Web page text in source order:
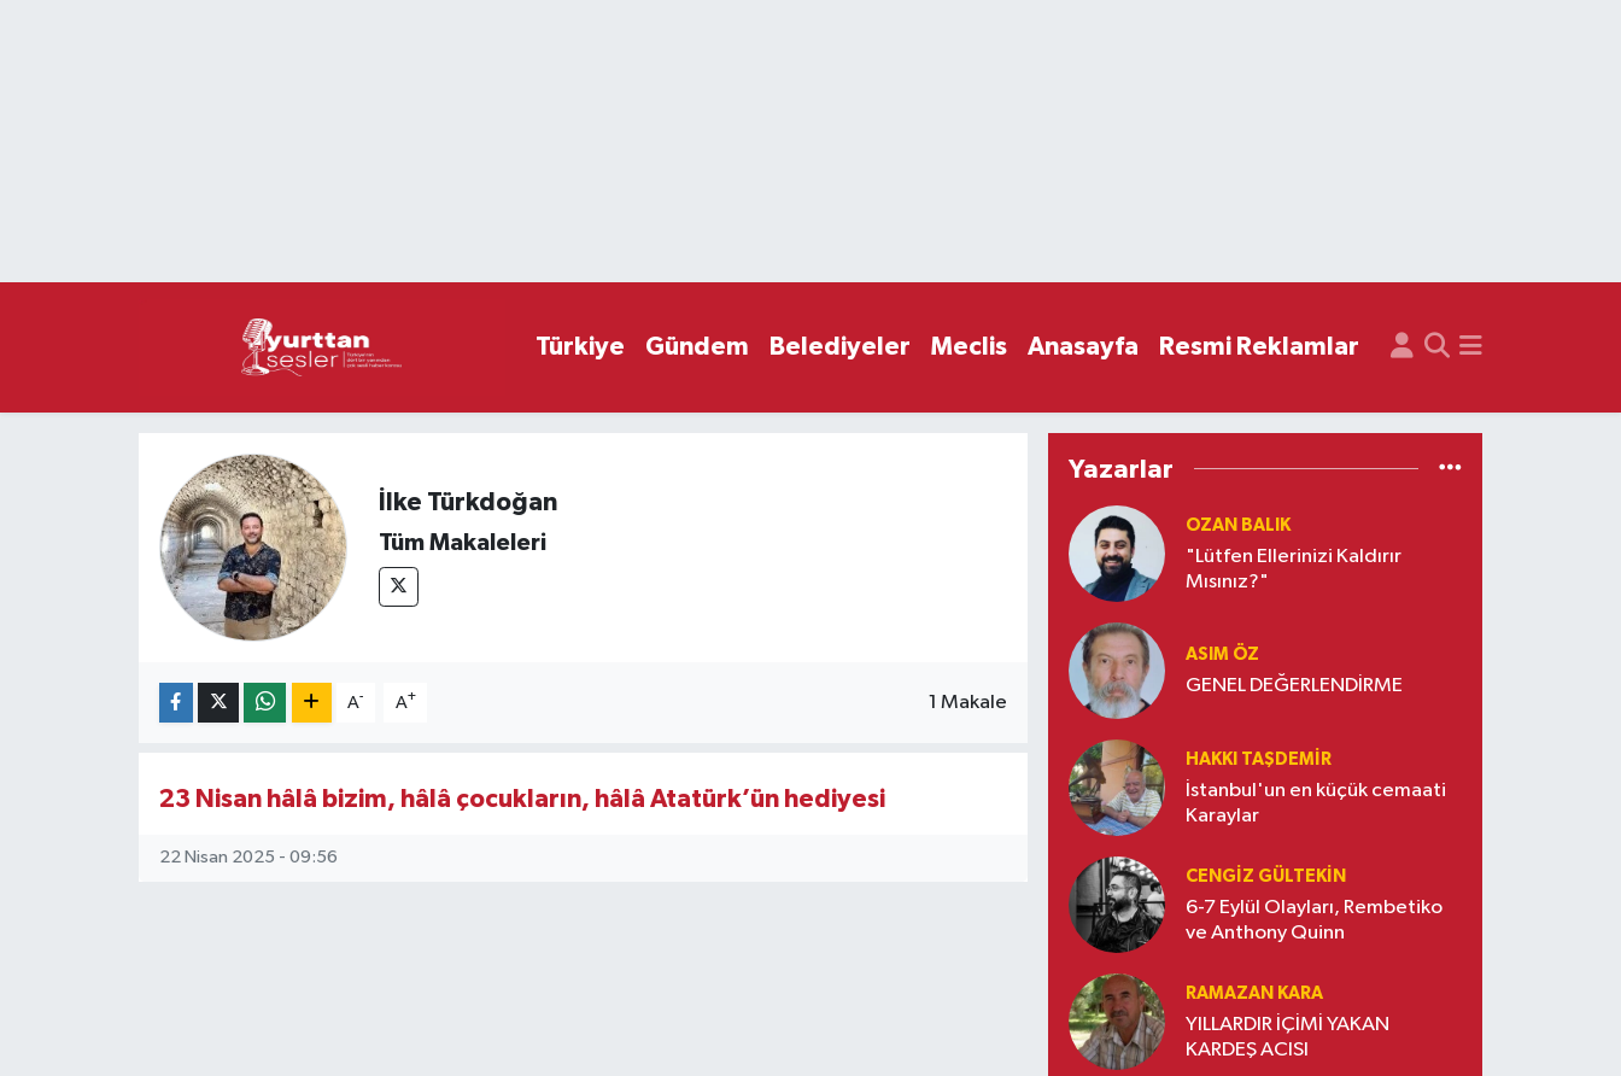
Türkiye Gündem Belediyeler Meclis Anasayfa Resmi Reklamlar
İlke Türkdoğan
Tüm Makaleleri
A- A+ 1 Makale
23 Nisan hâlâ bizim, hâlâ çocukların, hâlâ Atatürk’ün hediyesi
22 Nisan 2025 - 09:56
Yazarlar
OZAN BALIK
"Lütfen Ellerinizi Kaldırır
Mısınız?"
ASIM ÖZ
GENEL DEĞERLENDİRME
HAKKI TAŞDEMIR
İstanbul'un en küçük cemaati
Karaylar
CENGIZ GÜLTEKIN
6-7 Eylül Olayları, Rembetiko
ve Anthony Quinn
RAMAZAN KARA
YILLARDIR İÇİMİ YAKAN
KARDEŞ ACISI
Süper Lig Puan Durumu ve Fikstür
Son Dakika Haberleri
Haber Arşivi